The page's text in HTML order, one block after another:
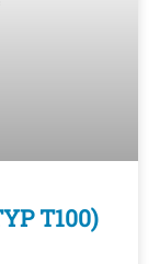
T100)